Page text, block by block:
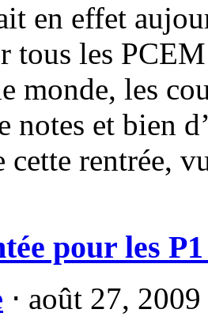
en effet
tous les
monde, les
notes et bien
cette rentrée,
pour les
⋅ août 27, 2009